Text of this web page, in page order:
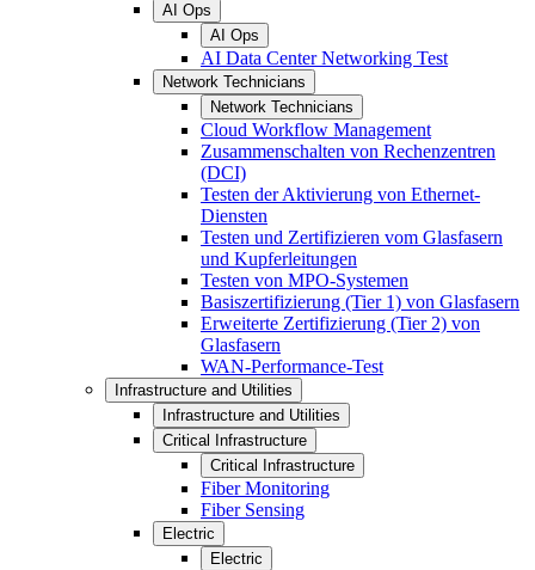
AI Ops
AI Ops
AI Data Center Networking Test
Network Technicians
Network Technicians
Cloud Workflow Management
Zusammenschalten von Rechenzentren
(DCI)
Testen der Aktivierung von Ethernet-
Diensten
Testen und Zertifizieren vom Glasfasern
und Kupferleitungen
Testen von MPO-Systemen
Basiszertifizierung (Tier 1) von Glasfasern
Erweiterte Zertifizierung (Tier 2) von
Glasfasern
WAN-Performance-Test
Infrastructure and Utilities
Infrastructure and Utilities
Critical Infrastructure
Critical Infrastructure
Fiber Monitoring
Fiber Sensing
Electric
Electric